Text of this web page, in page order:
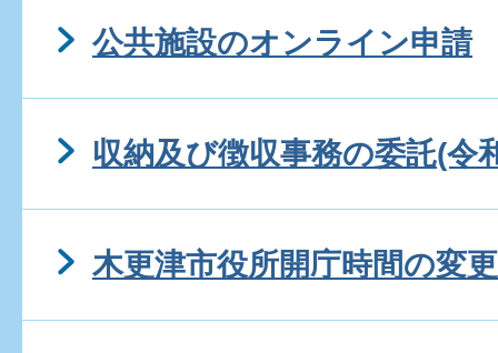
公共施設のオンライン申請
収納及び徴収事務の委託(令
木更津市役所開庁時間の変更